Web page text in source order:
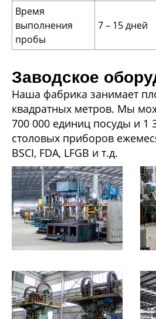
Время
выполнения
пробы
7 – 15 дней
Заводское
Наша фабрика занимает
квадратных метров. Мы
700 000 единиц посуды и 1
столовых приборов
BSCI, FDA, LFGB и т.д.